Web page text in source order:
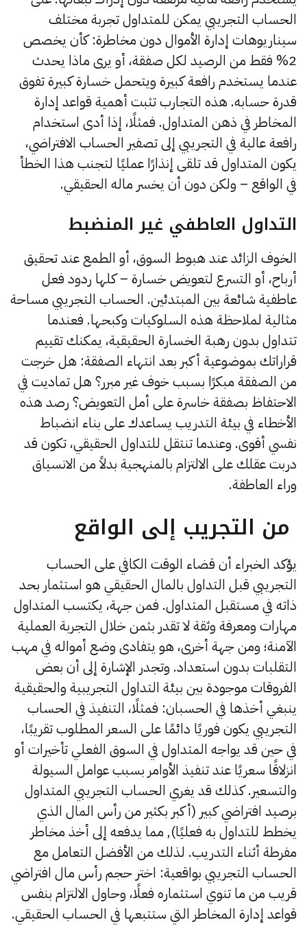
الحساب التجريبي يمكن للمتداول تجربة مختلف
سيناريوهات إدارة الأموال دون مخاطرة: كأن يخصص
2% فقط من الرصيد لكل صفقة، أو يرى ماذا يحدث
عندما يستخدم رافعة كبيرة ويتحمل خسارة كبيرة تفوق
قدرة حسابه. هذه التجارب تثبت أهمية قواعد إدارة
المخاطر في ذهن المتداول. فمثلًا، إذا أدى استخدام
رافعة عالية في التجريبي إلى تصفير الحساب الافتراضي،
يكون المتداول قد تلقى إنذارًا عمليًا لتجنب هذا الخطأ
في الواقع – ولكن دون أن يخسر ماله الحقيقي.
التداول العاطفي غير المنضبط
الخوف الزائد عند هبوط السوق، أو الطمع عند تحقيق
أرباح، أو التسرع لتعويض خسارة – كلها ردود فعل
عاطفية شائعة بين المبتدئين. الحساب التجريبي مساحة
مثالية لملاحظة هذه السلوكيات وكبحها. فعندما
تتداول بدون رهبة الخسارة الحقيقية، يمكنك تقييم
قراراتك بموضوعية أكبر بعد انتهاء الصفقة: هل خرجت
من الصفقة مبكرًا بسبب خوف غير مبرر؟ هل تماديت في
الاحتفاظ بصفقة خاسرة على أمل التعويض؟ رصد هذه
الأخطاء في بيئة التدريب يساعدك على بناء انضباط
نفسي أقوى. وعندما تنتقل للتداول الحقيقي، تكون قد
دربت عقلك على الالتزام بالمنهجية بدلاً من الانسياق
وراء العاطفة.
من التجريب إلى الواقع
يؤكد الخبراء أن قضاء الوقت الكافي على الحساب
التجريبي قبل التداول بالمال الحقيقي هو استثمار بحد
ذاته في مستقبل المتداول. فمن جهة، يكتسب المتداول
مهارات ومعرفة وثقة لا تقدر بثمن خلال التجربة العملية
الآمنة؛ ومن جهة أخرى، هو يتفادى وضع أمواله في مهب
التقلبات بدون استعداد. وتجدر الإشارة إلى أن بعض
الفروقات موجودة بين بيئة التداول التجريبية والحقيقية
ينبغي أخذها في الحسبان: فمثلًا، التنفيذ في الحساب
التجريبي يكون فوريًا دائمًا على السعر المطلوب تقريبًا،
في حين قد يواجه المتداول في السوق الفعلي تأخيرات أو
انزلاقًا سعريًا عند تنفيذ الأوامر بسبب عوامل السيولة
والتسعير. كذلك قد يغري الحساب التجريبي المتداول
برصيد افتراضي كبير (أكبر بكثير من رأس المال الذي
يخطط للتداول به فعليًا), مما يدفعه إلى أخذ مخاطر
مفرطة أثناء التدريب. لذلك من الأفضل التعامل مع
الحساب التجريبي بواقعية: اختر حجم رأس مال افتراضي
قريب من ما تنوي استثماره فعلًا، وحاول الالتزام بنفس
قواعد إدارة المخاطر التي ستتبعها في الحساب الحقيقي.